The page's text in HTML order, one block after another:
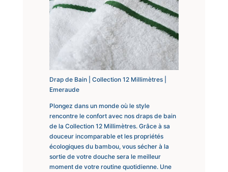
Drap de Bain | Collection 12 Millimètres |
Emeraude
Plongez dans un monde où le style
rencontre le confort avec nos draps de bain
de la Collection 12 Millimètres. Grâce à sa
douceur incomparable et les propriétés
écologiques du bambou, vous sécher à la
sortie de votre douche sera le meilleur
moment de votre routine quotidienne. Une